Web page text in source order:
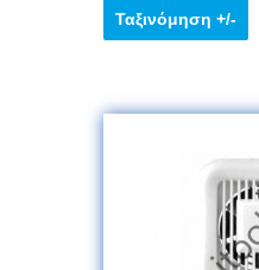
Ταξινόμηση +/-